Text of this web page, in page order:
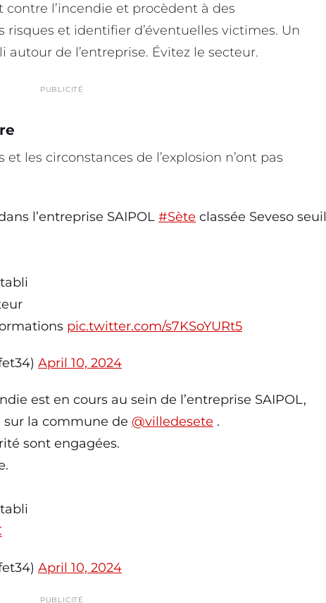
l’incendie et procèdent à des
risques et identifier d’éventuelles victimes. Un
de l’entreprise. Évitez le secteur.
PUBLICITÉ
les circonstances de l’explosion n’ont pas
l’entreprise SAIPOL #Sète classée Seveso seuil
pic.twitter.com/s7KSoYURt5
April 10, 2024
est en cours au sein de l’entreprise SAIPOL,
sur la commune de @villedesete .
sont engagées.
April 10, 2024
PUBLICITÉ